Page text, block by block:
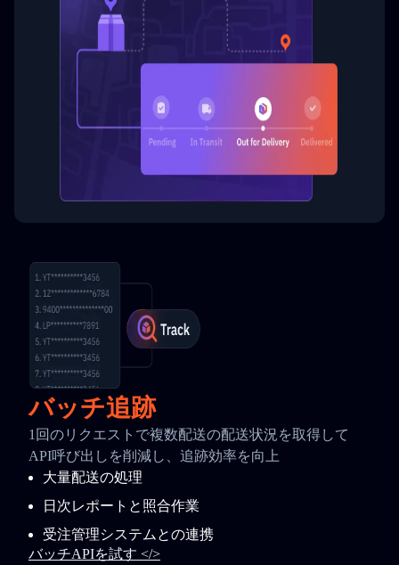
バッチ追跡
1回のリクエストで複数配送の配送状況を取得して
API呼び出しを削減し、追跡効率を向上
大量配送の処理
日次レポートと照合作業
受注管理システムとの連携
バッチAPIを試す </>